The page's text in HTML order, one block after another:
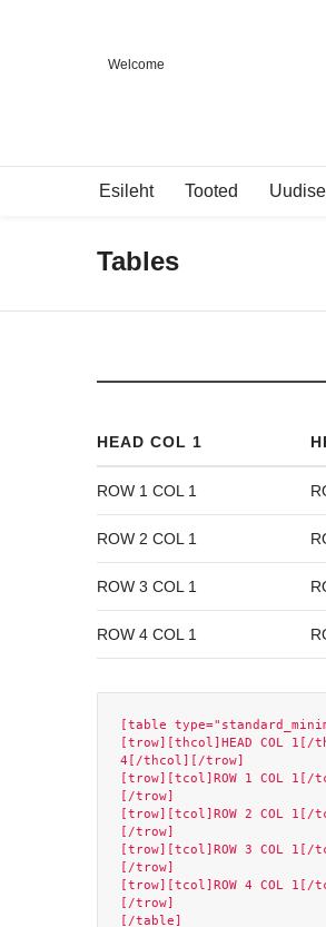
Welcome
Esileht Tooted
Tables
HEAD COL 1
ROW 1 COL 1
ROW 2 COL 1
ROW 3 COL 1
ROW 4 COL 1
[table
[trow][thcol]HEAD COL 1[/
4[/thcol][/trow]
[trow][tcol]ROW 1 COL
[/trow]
[trow][tcol]ROW 2 COL
[/trow]
[trow][tcol]ROW 3 COL
[/trow]
[trow][tcol]ROW 4 COL
[/trow]